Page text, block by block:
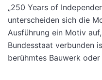
„250 Years of
unterscheiden sich die
Ausführung ein Motiv
Bundesstaat verbunden
berühmtes Bauwerk